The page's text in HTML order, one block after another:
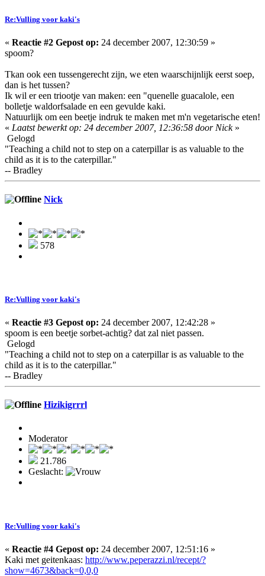
Re:Vulling voor kaki's
« Reactie #2 Gepost op: 24 december 2007, 12:30:59 »
spoom?
Tkan ook een tussengerecht zijn, we eten waarschijnlijk eerst soep,
dan is het tussen?
Ik wil er een triootje van maken: een "quenelle guacalole, een
bolletje waldorfsalade en een gevulde kaki.
Natuurlijk om een beetje indruk te maken met m'n vegetarische eten!
« Laatst bewerkt op: 24 december 2007, 12:36:58 door Nick»
Gelogd
"Teaching a child not to step on a caterpillar is as valuable to the
child as it is to the caterpillar."
-- Bradley
Nick
578
Re:Vulling voor kaki's
« Reactie #3 Gepost op: 24 december 2007, 12:42:28 »
spoom is een beetje sorbet-achtig? dat zal niet passen.
Gelogd
"Teaching a child not to step on a caterpillar is as valuable to the
child as it is to the caterpillar."
-- Bradley
Hizikigrrrl
Moderator
21.786
Geslacht:
Re:Vulling voor kaki's
« Reactie #4 Gepost op: 24 december 2007, 12:51:16 »
Kaki met geitenkaas: http://www.peperazzi.nl/recept/?
show=4673&back=0,0,0